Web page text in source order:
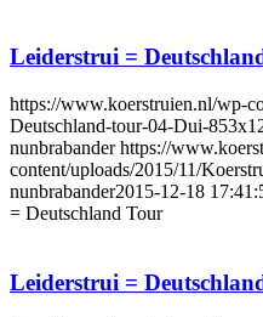
Leiderstrui =
https://www.koerstruien.nl/wp-
Deutschland-tour-04-Dui-
nunbrabander https://
content/uploads/2015/11/
nunbrabander2015-12-18
= Deutschland Tour
Leiderstrui =